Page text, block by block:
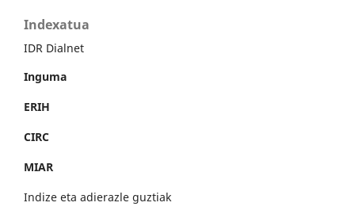
Indexatua
IDR Dialnet
Inguma
ERIH
CIRC
MIAR
Indize eta adierazle guztiak